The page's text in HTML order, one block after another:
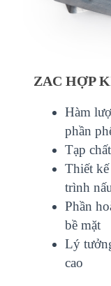
ZAC HỢP
Hàm
phần
Tạp
Thiết
trình
Phần
bề mặt
Lý
cao